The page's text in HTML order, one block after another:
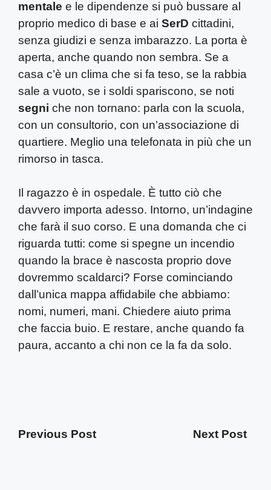
mentale e le dipendenze si può bussare al
proprio medico di base e ai SerD cittadini,
senza giudizi e senza imbarazzo. La porta è
aperta, anche quando non sembra. Se a
casa c’è un clima che si fa teso, se la rabbia
sale a vuoto, se i soldi spariscono, se noti
segni che non tornano: parla con la scuola,
con un consultorio, con un’associazione di
quartiere. Meglio una telefonata in più che un
rimorso in tasca.
Il ragazzo è in ospedale. È tutto ciò che
davvero importa adesso. Intorno, un’indagine
che farà il suo corso. E una domanda che ci
riguarda tutti: come si spegne un incendio
quando la brace è nascosta proprio dove
dovremmo scaldarci? Forse cominciando
dall’unica mappa affidabile che abbiamo:
nomi, numeri, mani. Chiedere aiuto prima
che faccia buio. E restare, anche quando fa
paura, accanto a chi non ce la fa da solo.
Previous Post Next Post